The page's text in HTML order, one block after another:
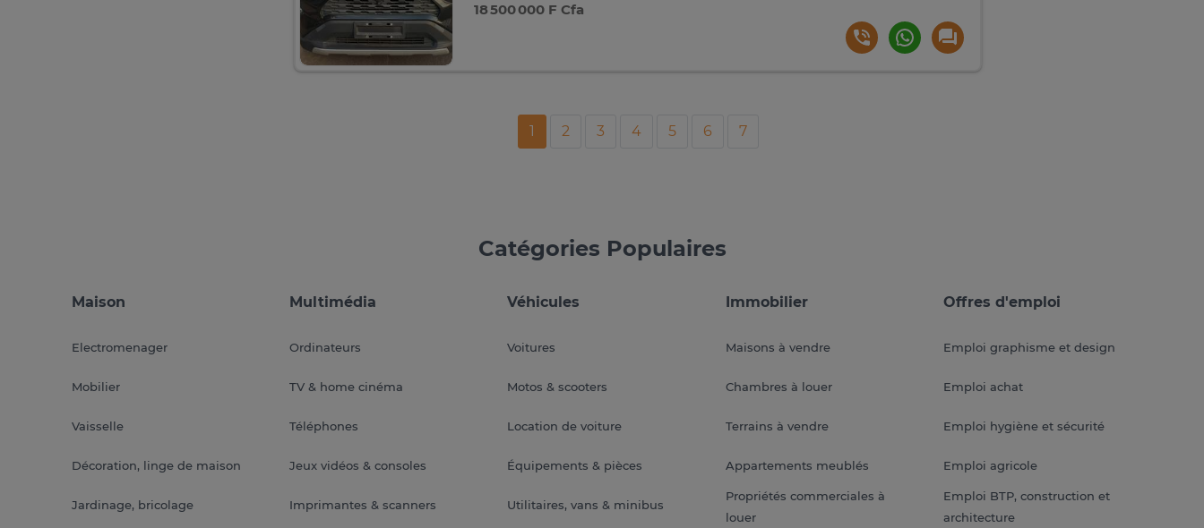
18 500 000 F Cfa
1 2 3 4 5 6 7
Catégories Populaires
Maison
Electromenager
Mobilier
Vaisselle
Décoration, linge de maison
Jardinage, bricolage
Multimédia
Ordinateurs
TV & home cinéma
Téléphones
Jeux vidéos & consoles
Imprimantes & scanners
Véhicules
Voitures
Motos & scooters
Location de voiture
Équipements & pièces
Utilitaires, vans & minibus
Immobilier
Maisons à vendre
Chambres à louer
Terrains à vendre
Appartements meublés
Propriétés commerciales à
louer
Offres d'emploi
Emploi graphisme et design
Emploi achat
Emploi hygiène et sécurité
Emploi agricole
Emploi BTP, construction et
architecture